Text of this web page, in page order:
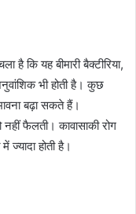
है कि यह बीमारी बैक्‍टीरिया,
भी होती है। कुछ
बढ़ा सकते हैं।
फैलती। कावासाकी रोग
होती है।